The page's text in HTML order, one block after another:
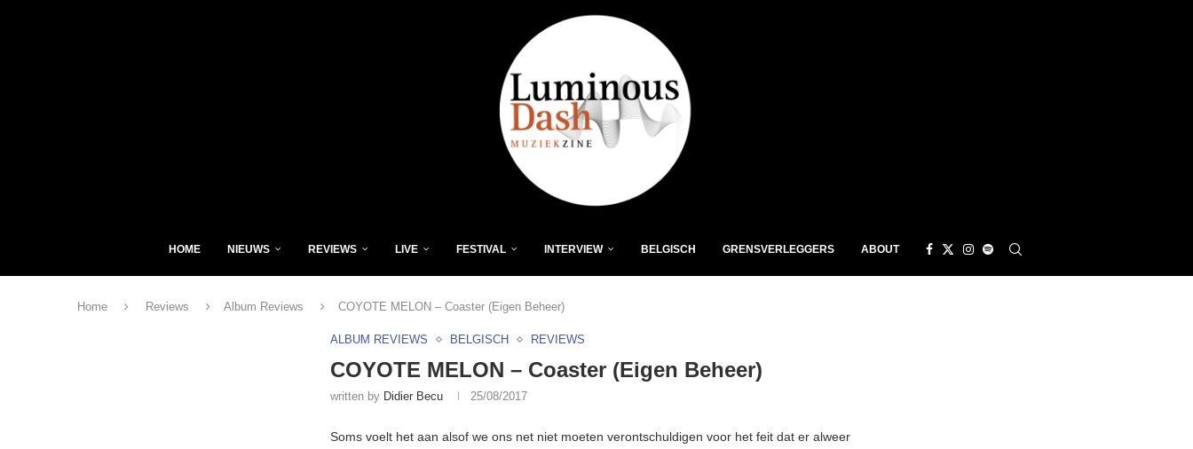
HOME NIEUWS REVIEWS LIVE FESTIVAL INTERVIEW BELGISCH GRENSVERLEGGERS ABOUT
Home Reviews Album Reviews COYOTE MELON – Coaster (Eigen Beheer)
ALBUM REVIEWS BELGISCH REVIEWS
COYOTE MELON – Coaster (Eigen Beheer)
written by Didier Becu 25/08/2017
Soms voelt het aan alsof we ons net niet moeten verontschuldigen voor het feit dat er alweer